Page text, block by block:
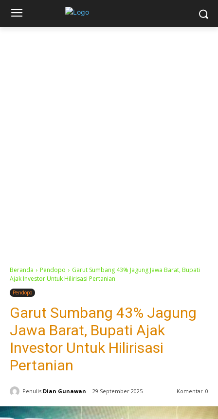
Beranda Pendopo
Garut Sumbang 43% Jagung Jawa Barat, Bupati
Ajak Investor Untuk Hilirisasi Pertanian
Pendopo
Garut Sumbang 43% Jagung
Jawa Barat, Bupati Ajak
Investor Untuk Hilirisasi
Pertanian
Penulis Dian Gunawan 29 September 2025 Komentar 0